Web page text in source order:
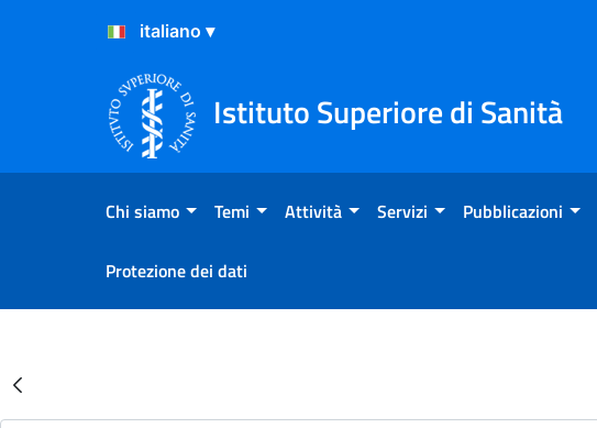
Salta al Contenuto
Salta al Footer
Istituto Superiore di Sanità
Chi siamo Temi Attività Servizi Pubblicazioni
Protezione dei dati
Risultati della Ricerca - Eventi